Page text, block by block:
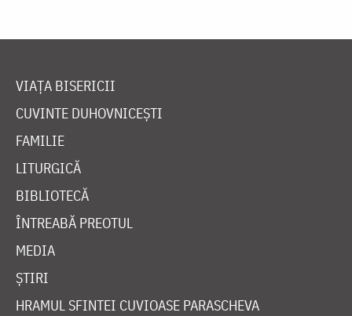
VIAȚA BISERICII
CUVINTE DUHOVNICEȘTI
FAMILIE
LITURGICĂ
BIBLIOTECĂ
ÎNTREABĂ PREOTUL
MEDIA
ȘTIRI
HRAMUL SFINTEI CUVIOASE PARASCHEVA